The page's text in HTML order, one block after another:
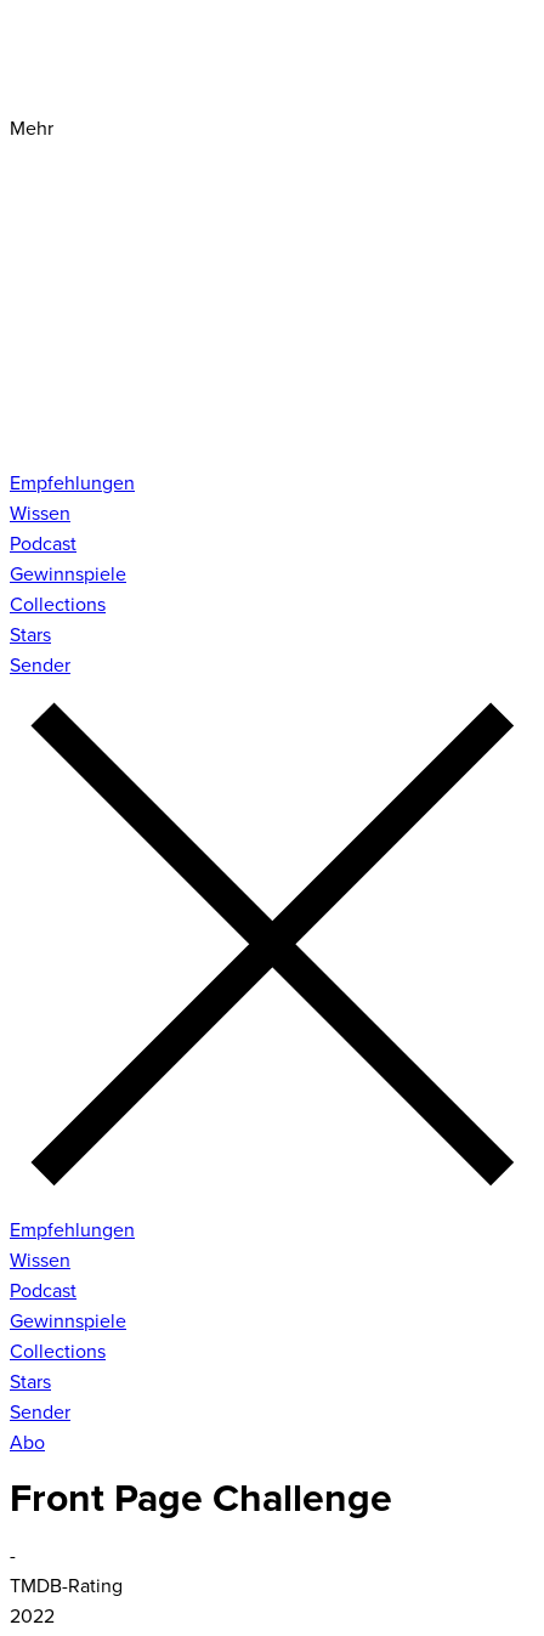
Mehr
Empfehlungen
Wissen
Podcast
Gewinnspiele
Collections
Stars
Sender
Empfehlungen
Wissen
Podcast
Gewinnspiele
Collections
Stars
Sender
Abo
Front Page Challenge
-
TMDB-Rating
2022